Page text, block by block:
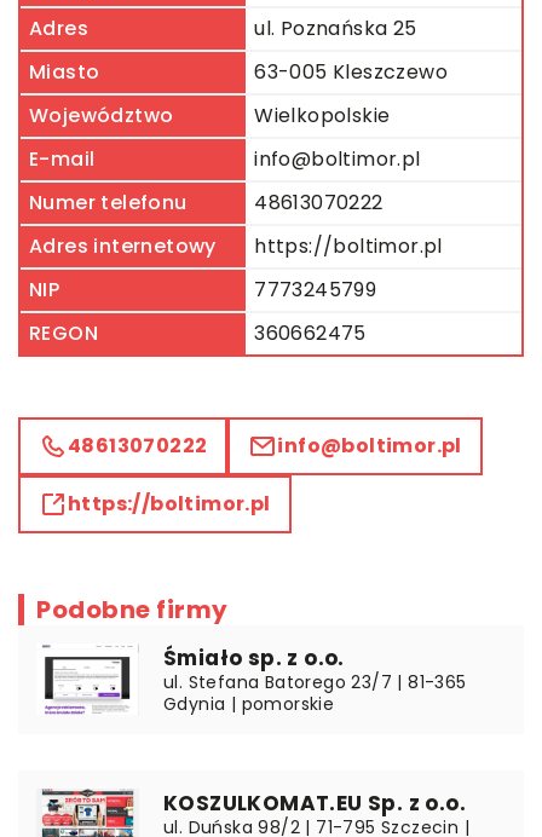
Adres
ul. Poznańska 25
Miasto
63-005 Kleszczewo
Województwo
Wielkopolskie
E-mail
info@boltimor.pl
Numer telefonu
48613070222
Adres internetowy
https://boltimor.pl
NIP
7773245799
REGON
360662475
48613070222 info@boltimor.pl
https://boltimor.pl
Podobne firmy
Śmiało sp. z o.o.
ul. Stefana Batorego 23/7 | 81-365
Gdynia | pomorskie
KOSZULKOMAT.EU Sp. z o.o.
ul. Duńska 98/2 | 71-795 Szczecin |